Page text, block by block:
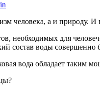
человека, а и природу.
необходимых для
состав воды
вода обладает таким